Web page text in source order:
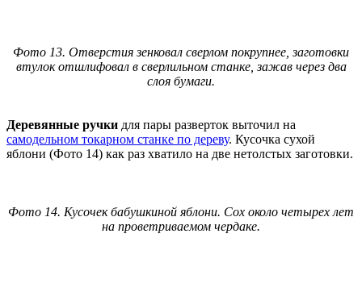
Фото 13. Отверстия зенковал сверлом покрупнее, заготовки
втулок отшлифовал в сверлильном станке, зажав через два
слоя бумаги.
Деревянные ручки для пары разверток выточил на
самодельном токарном станке по дереву. Кусочка сухой
яблони (Фото 14) как раз хватило на две нетолстых заготовки.
Фото 14. Кусочек бабушкиной яблони. Сох около четырех лет
на проветриваемом чердаке.